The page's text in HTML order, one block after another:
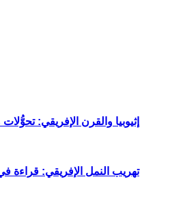
تهريب النمل الإفريقي: قراءة
إثيوبيا والقرن الإفريقي: